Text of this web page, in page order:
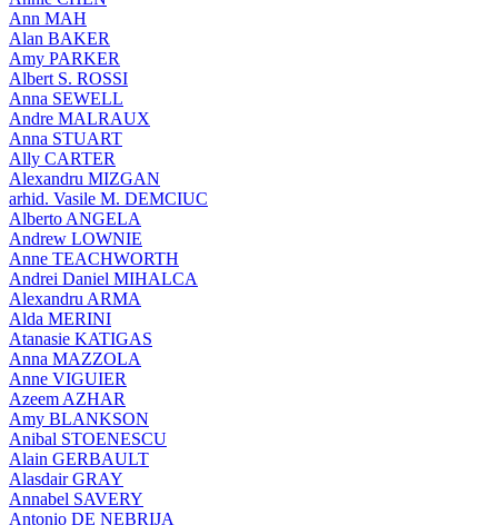
Ann MAH
Alan BAKER
Amy PARKER
Albert S. ROSSI
Anna SEWELL
Andre MALRAUX
Anna STUART
Ally CARTER
Alexandru MIZGAN
arhid. Vasile M. DEMCIUC
Alberto ANGELA
Andrew LOWNIE
Anne TEACHWORTH
Andrei Daniel MIHALCA
Alexandru ARMA
Alda MERINI
Atanasie KATIGAS
Anna MAZZOLA
Anne VIGUIER
Azeem AZHAR
Amy BLANKSON
Anibal STOENESCU
Alain GERBAULT
Alasdair GRAY
Annabel SAVERY
Antonio DE NEBRIJA